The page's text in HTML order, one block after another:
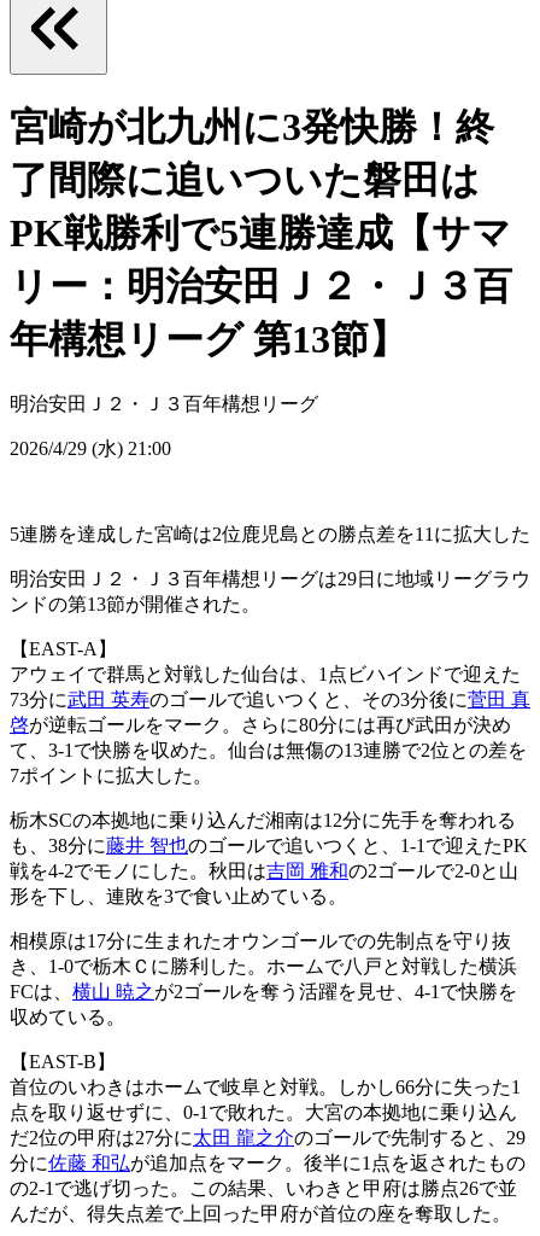
宮崎が北九州に3発快勝！終
了間際に追いついた磐田は
PK戦勝利で5連勝達成【サマ
リー：明治安田Ｊ２・Ｊ３百
年構想リーグ 第13節】
明治安田Ｊ２・Ｊ３百年構想リーグ
2026/4/29 (水) 21:00
5連勝を達成した宮崎は2位鹿児島との勝点差を11に拡大した
明治安田Ｊ２・Ｊ３百年構想リーグは29日に地域リーグラウ
ンドの第13節が開催された。
【EAST-A】
アウェイで群馬と対戦した仙台は、1点ビハインドで迎えた
73分に武田 英寿のゴールで追いつくと、その3分後に菅田 真
啓が逆転ゴールをマーク。さらに80分には再び武田が決め
て、3-1で快勝を収めた。仙台は無傷の13連勝で2位との差を
7ポイントに拡大した。
栃木SCの本拠地に乗り込んだ湘南は12分に先手を奪われる
も、38分に藤井 智也のゴールで追いつくと、1-1で迎えたPK
戦を4-2でモノにした。秋田は吉岡 雅和の2ゴールで2-0と山
形を下し、連敗を3で食い止めている。
相模原は17分に生まれたオウンゴールでの先制点を守り抜
き、1-0で栃木Ｃに勝利した。ホームで八戸と対戦した横浜
FCは、 横山 暁之が2ゴールを奪う活躍を見せ、4-1で快勝を
収めている。
【EAST-B】
首位のいわきはホームで岐阜と対戦。しかし66分に失った1
点を取り返せずに、0-1で敗れた。大宮の本拠地に乗り込ん
だ2位の甲府は27分に太田 龍之介のゴールで先制すると、29
分に佐藤 和弘が追加点をマーク。後半に1点を返されたもの
の2-1で逃げ切った。この結果、いわきと甲府は勝点26で並
んだが、得失点差で上回った甲府が首位の座を奪取した。